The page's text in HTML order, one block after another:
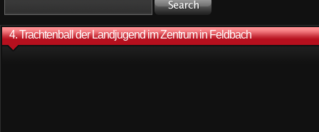
4. Trachtenball der Landjugend im Zentrum in Feldbach